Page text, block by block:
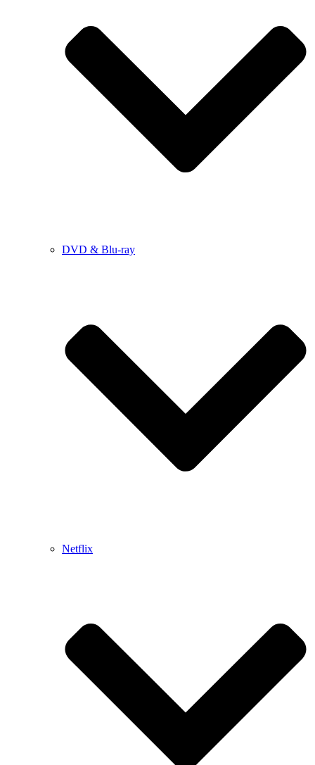
DVD & Blu-ray
Netflix